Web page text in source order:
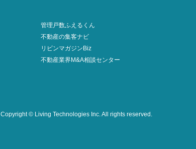
管理戸数ふえるくん
不動産の集客ナビ
リビンマガジンBiz
不動産業界M&A相談センター
Copyright © Living Technologies Inc.All rights reserved.